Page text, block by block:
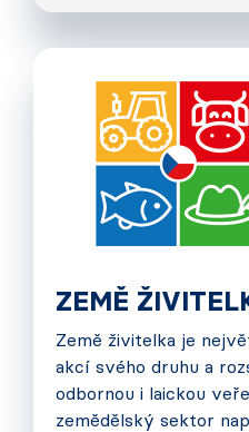
ZEMĚ
Země živitelka je
akcí svého druhu a
odbornou i laickou
zemědělský sektor